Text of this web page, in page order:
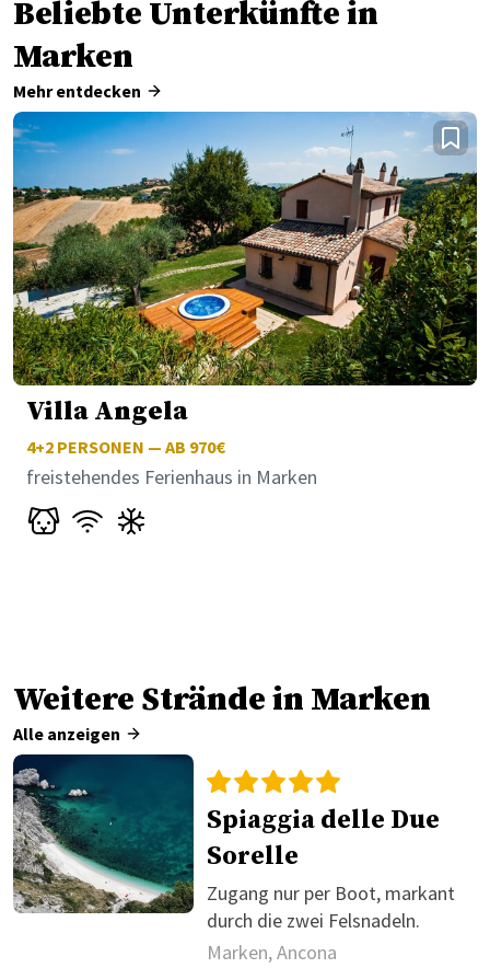
Beliebte Unterkünfte in
Marken
Mehr entdecken
Villa Angela
4+2 PERSONEN — AB 970€
freistehendes Ferienhaus in Marken
Weitere Strände in Marken
Alle anzeigen
Spiaggia delle Due
Sorelle
Zugang nur per Boot, markant
durch die zwei Felsnadeln.
Marken, Ancona